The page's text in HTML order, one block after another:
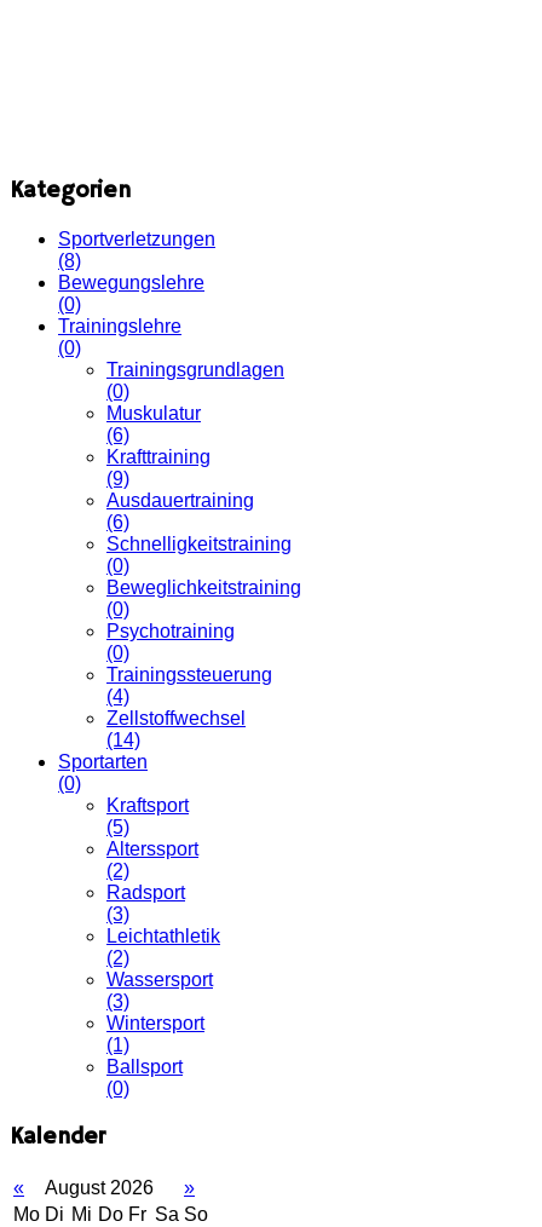
Kategorien
Sportverletzungen
(8)
Bewegungslehre
(0)
Trainingslehre
(0)
Trainingsgrundlagen
(0)
Muskulatur
(6)
Krafttraining
(9)
Ausdauertraining
(6)
Schnelligkeitstraining
(0)
Beweglichkeitstraining
(0)
Psychotraining
(0)
Trainingssteuerung
(4)
Zellstoffwechsel
(14)
Sportarten
(0)
Kraftsport
(5)
Alterssport
(2)
Radsport
(3)
Leichtathletik
(2)
Wassersport
(3)
Wintersport
(1)
Ballsport
(0)
Kalender
« August 2026
»
Mo Di Mi Do Fr Sa So